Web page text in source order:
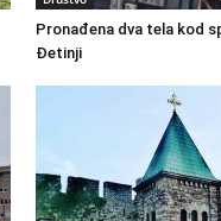
Pronađena dva tela kod
Đetinji